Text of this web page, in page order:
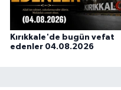
Kırıkkale'de bugün vefat
edenler 04.08.2026